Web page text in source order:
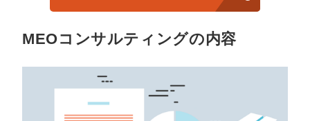
MEOコンサルティングの内容